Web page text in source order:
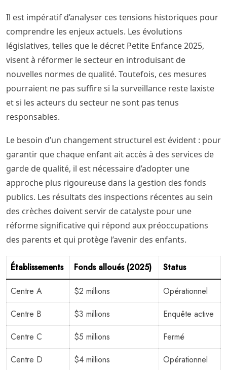
Il est impératif d’analyser ces tensions historiques pour
comprendre les enjeux actuels. Les évolutions
législatives, telles que le décret Petite Enfance 2025,
visent à réformer le secteur en introduisant de
nouvelles normes de qualité. Toutefois, ces mesures
pourraient ne pas suffire si la surveillance reste laxiste
et si les acteurs du secteur ne sont pas tenus
responsables.
Le besoin d’un changement structurel est évident : pour
garantir que chaque enfant ait accès à des services de
garde de qualité, il est nécessaire d’adopter une
approche plus rigoureuse dans la gestion des fonds
publics. Les résultats des inspections récentes au sein
des crèches doivent servir de catalyste pour une
réforme significative qui répond aux préoccupations
des parents et qui protège l’avenir des enfants.
Établissements Fonds alloués (2025) Status
Centre A $2 millions
Opérationnel
Centre B
$3 millions
Enquête active
Centre C
$5 millions
Fermé
Centre D
$4 millions
Opérationnel